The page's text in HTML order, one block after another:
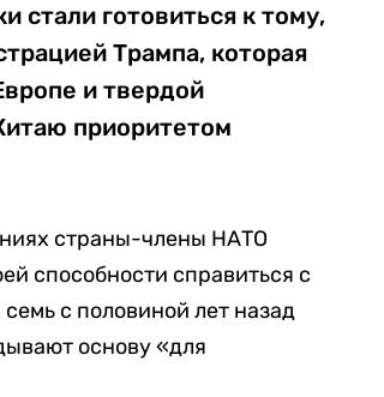
стали готовиться к тому,
Трампа, которая
и твердой
приоритетом
страны-члены НАТО
способности справиться с
с половиной лет назад
основу «для